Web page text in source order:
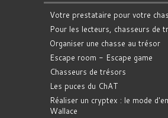
Votre prestataire pour votre
Pour les lecteurs, chasseurs de
Organiser une chasse au trésor
Escape room - Escape game
Chasseurs de trésors
Les puces du ChAT
Réaliser un cryptex : le mode
Wallace